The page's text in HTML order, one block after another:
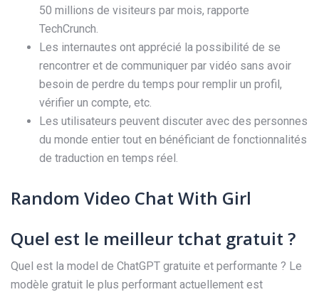
50 millions de visiteurs par mois, rapporte
TechCrunch.
Les internautes ont apprécié la possibilité de se
rencontrer et de communiquer par vidéo sans avoir
besoin de perdre du temps pour remplir un profil,
vérifier un compte, etc.
Les utilisateurs peuvent discuter avec des personnes
du monde entier tout en bénéficiant de fonctionnalités
de traduction en temps réel.
Random Video Chat With Girl
Quel est le meilleur tchat gratuit ?
Quel est la model de ChatGPT gratuite et performante ? Le
modèle gratuit le plus performant actuellement est